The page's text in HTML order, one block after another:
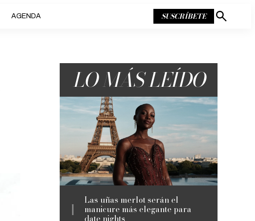
AGENDA SUSCRÍBETE
Mostrar
LO MÁS LEÍDO
Las uñas merlot serán el
manicure más elegante para
date nights